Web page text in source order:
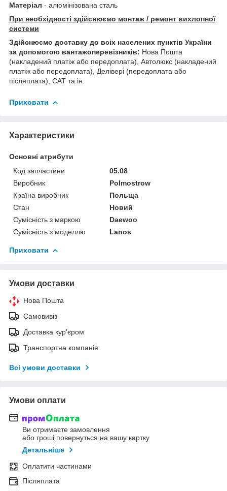
Матеріал - алюмінізована сталь
При необхідності здійснюємо монтаж / ремонт вихлопної
системи
Здійснюємо доставку до всіх населених пунктів України
за допомогою вантажоперевізників: Нова Пошта
(накладений платіж або передоплата), Автолюкс (накладений
платіж або передоплата), Делівері (передоплата або
післяплата), САТ та ін.
Приховати
Характеристики
Основні атрибути
Код запчастини
05.08
Виробник
Polmostrow
Країна виробник
Польща
Стан
Новий
Сумісність з маркою
Daewoo
Сумісність з моделлю
Lanos
Приховати
Умови доставки
Нова Пошта
Самовивіз
Доставка кур'єром
Транспортна компанія
Всі умови доставки
Умови оплати
Ви отримаєте замовлення
або гроші повернуться на вашу картку
Детальніше
Оплатити частинами
Післяплата